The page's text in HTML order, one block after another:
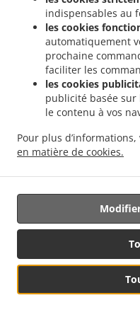
indispensables au
les cookies
automatiquement
prochaine
faciliter les
les cookies
publicité basée sur
le contenu à vos
Pour plus
en matière de cookies.
15. Proceso de
automático
elaboración de
15.1.
La persona
sujeta a una decisión
procesamiento
perfiles, que produce
afectan de manera
15.2.Las disposiciones
decisión:
(a) es necesaria
ejecución de un
interesada y un
(b)está autorizada por
Réservation de